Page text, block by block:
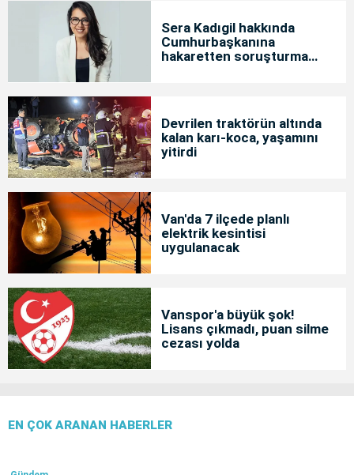
Sera Kadıgil hakkında
Cumhurbaşkanına
hakaretten soruşturma
Devrilen traktörün altında
kalan karı-koca, yaşamını
yitirdi
Van'da 7 ilçede planlı
elektrik kesintisi
uygulanacak
Vanspor'a büyük şok!
Lisans çıkmadı, puan silme
cezası yolda
EN ÇOK ARANAN HABERLER